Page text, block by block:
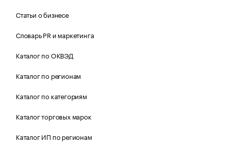
Статьи о бизнесе
Словарь PR и маркетинга
Каталог по ОКВЭД
Каталог по регионам
Каталог по категориям
Каталог торговых марок
Каталог ИП по регионам